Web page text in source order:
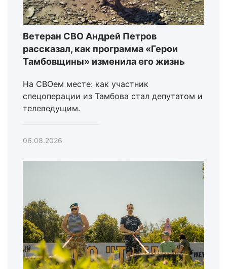
Ветеран СВО Андрей Петров
рассказал, как программа «Герои
Тамбовщины» изменила его жизнь
На СВОем месте: как участник
спецоперации из Тамбова стал депутатом и
телеведущим.
06.08.2026